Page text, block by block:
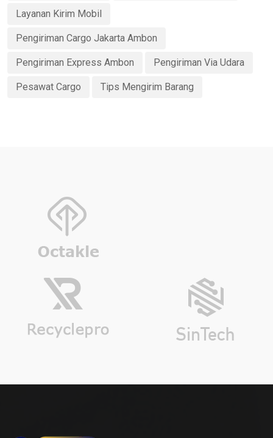
Layanan Kirim Mobil
Pengiriman Cargo Jakarta Ambon
Pengiriman Express Ambon Pengiriman Via Udara
Pesawat Cargo Tips Mengirim Barang